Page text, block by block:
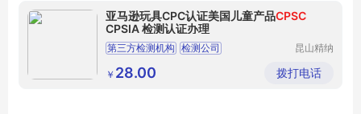
亚马逊玩具CPC认证美国儿童产品CPSC
CPSIA 检测认证办理
第三方检测机构 检测公司
第三方检测实验室
第三方检测实验室价格
昆山精纳
有限公司
￥ 28.00 拨打电话